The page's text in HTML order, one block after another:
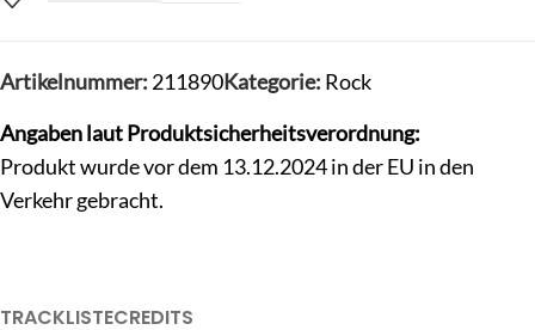
Artikelnummer: 211890Kategorie: Rock
Angaben laut Produktsicherheitsverordnung:
Produkt wurde vor dem 13.12.2024 in der EU in den
Verkehr gebracht.
TRACKLISTECREDITS